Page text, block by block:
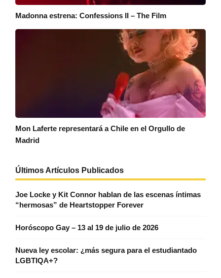
Madonna estrena: Confessions II – The Film
Mon Laferte representará a Chile en el Orgullo de
Madrid
Últimos Artículos Publicados
Joe Locke y Kit Connor hablan de las escenas íntimas
“hermosas” de Heartstopper Forever
Horóscopo Gay – 13 al 19 de julio de 2026
Nueva ley escolar: ¿más segura para el estudiantado
LGBTIQA+?